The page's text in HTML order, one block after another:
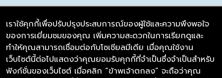
บริษัท ซิมลิงค์ จำกัด
98/226 Bangrakyai-Baanmai Road,
Bangyai, Nonthaburi 11140
เราใช้คุกกี้เพื่อปรับปรุงประสบการณ์ของผู้ใช้และความพึงพอใจ
ของการเยี่ยมชมของคุณ เพิ่มความสะดวกในการเรียกดูและ
ทำให้คุณสามารถเชื่อมต่อกับโซเชียลมีเดีย เมื่อคุณใช้งาน
เว็บไซต์นี้ต่อไปแสดงว่าคุณยอมรับคุกกี้ที่จำเป็นซึ่งจำเป็นสำหรับ
ฟังก์ชั่นของเว็บไซต์ เมื่อคลิก “ข้าพเจ้าตกลง” จะถือว่าคุณ